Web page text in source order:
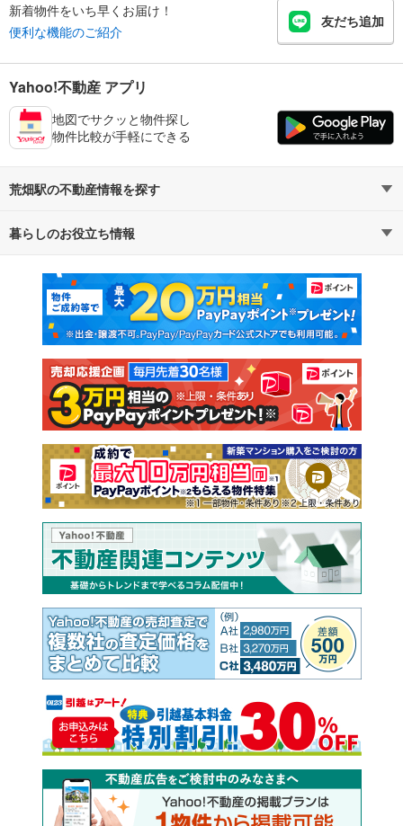
新着物件をいち早くお届け！
便利な機能のご紹介
友だち追加
Yahoo!不動産 アプリ
地図でサクッと物件探し
物件比較が手軽にできる
荒畑駅の不動産情報を探す
不動産・住宅
新築マンション 中古マンション
新築一戸建て 中古一戸建て
注文住宅 土地
売却査定
暮らしのお役立ち情報
マンションカタログ 教えて！住まいの先生